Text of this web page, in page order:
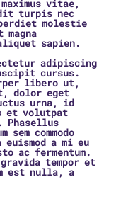
vitae,
turpis nec
molestie
sapien.
adipiscing
cursus.
libero ut,
dolor eget
urna, id
et volutpat
commodo
a mi eu
ac fermentum.
tempor et
est nulla, a